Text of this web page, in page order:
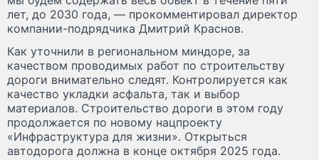
лет, до 2030 года, — прокомментировал директор
компании-подрядчика Дмитрий Краснов.
Как уточнили в региональном миндоре, за
качеством проводимых работ по строительству
дороги внимательно следят. Контролируется как
качество укладки асфальта, так и выбор
материалов. Строительство дороги в этом году
продолжается по новому нацпроекту
«Инфраструктура для жизни». Открыться
автодорога должна в конце октября 2025 года.